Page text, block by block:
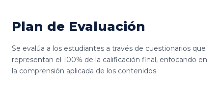
Plan de Evaluación
Se evalúa a los estudiantes a través de cuestionarios que
representan el 100% de la calificación final, enfocando en
la comprensión aplicada de los contenidos.